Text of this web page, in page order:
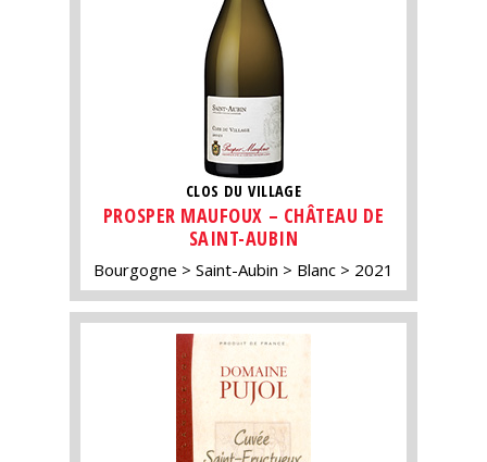
CLOS DU VILLAGE
PROSPER MAUFOUX – CHÂTEAU DE
SAINT-AUBIN
Bourgogne Saint-Aubin Blanc 2021